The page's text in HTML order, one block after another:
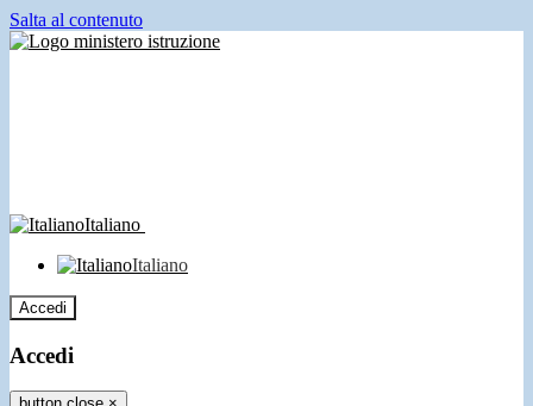
Salta al contenuto
Italiano
Italiano
Accedi
Accedi